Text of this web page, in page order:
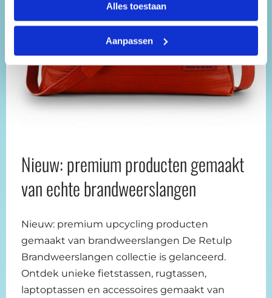
Alles toestaan
Aanpassen
Nieuw: premium producten gemaakt
van echte brandweerslangen
Nieuw: premium upcycling producten
gemaakt van brandweerslangen De Retulp
Brandweerslangen collectie is gelanceerd.
Ontdek unieke fietstassen, rugtassen,
laptoptassen en accessoires gemaakt van